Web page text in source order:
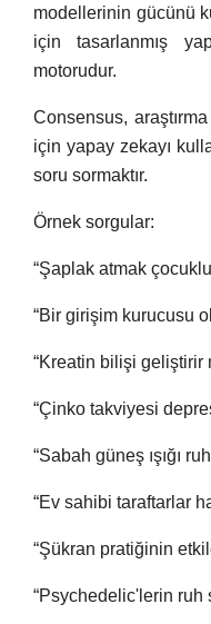
modellerinin gücünü
için tasarlanmış
motorudur.
Consensus,
için yapay zekayı
soru sormaktır.
Örnek sorgular:
“Şaplak atmak
“Bir girişim kurucusu
“Kreatin bilişi geliştirir
“Çinko takviyesi
“Sabah güneş ışığı
“Ev sahibi taraftarlar
“Şükran pratiğinin
“Psychedelic'lerin ruh